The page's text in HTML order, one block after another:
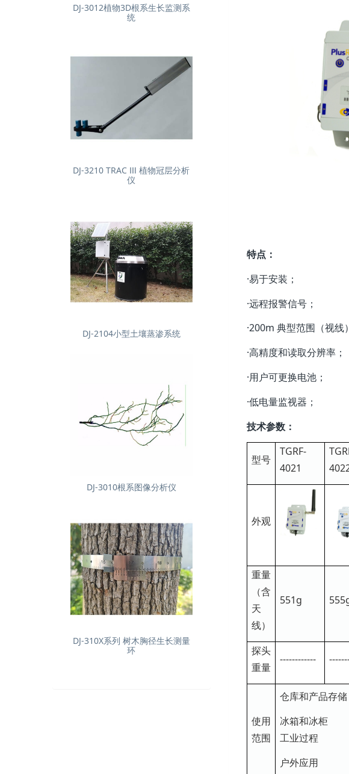
特点：
·易于安装；
·远程报警信号；
·200m 典型范围（视线
·高精度和读取分辨率；
·用户可更换电池；
·低电量监视器；
技术参数：
型号
TGRF-
4021
外观
重量
（含
天
线）
551g
探头
重量
------------
使用
范围
仓库和产品存储
冰箱和冰柜
工业过程
户外应用
DJ-3012植物3D根系生长监测系
统
DJ-3210 TRAC Ⅲ 植物冠层分析
仪
DJ-2104小型土壤蒸渗系统
DJ-3010根系图像分析仪
DJ-310X系列 树木胸径生长测量
环